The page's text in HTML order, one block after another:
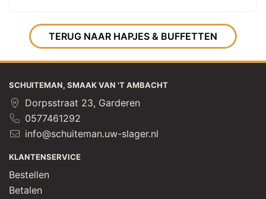
TERUG NAAR HAPJES & BUFFETTEN
SCHUITEMAN, SMAAK VAN 'T AMBACHT
Dorpsstraat 23, Garderen
0577461292
info@schuiteman.uw-slager.nl
KLANTENSERVICE
Bestellen
Betalen